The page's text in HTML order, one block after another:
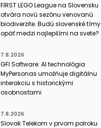
FIRST LEGO League na Slovensku
otvára novú sezónu venovanú
biodiverzite. Budú slovenské tímy
opäť medzi najlepšími na svete?
7.8.2026
GFI Software: AI technológia
MyPersonas umožňuje digitálnu
interakciu s historickými
osobnosťami
7.8.2026
Slovak Telekom v prvom polroku